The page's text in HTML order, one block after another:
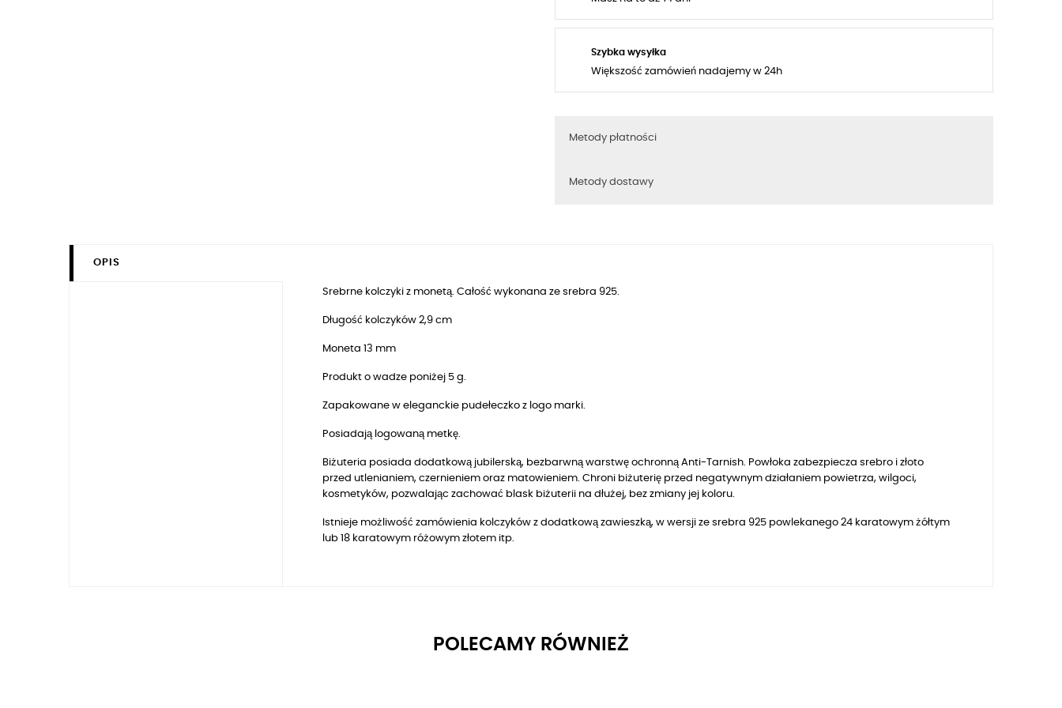
Szybka wysyłka
Większość zamówień nadajemy w 24h
Metody płatności
Metody dostawy
OPIS
Srebrne kolczyki z monetą. Całość wykonana ze srebra 925.
Długość kolczyków 2,9 cm
Moneta 13 mm
Produkt o wadze poniżej 5 g.
Zapakowane w eleganckie pudełeczko z logo marki.
Posiadają logowaną metkę.
Biżuteria posiada dodatkową jubilerską, bezbarwną warstwę ochronną Anti-Tarnish. Powłoka zabezpiecza srebro i złoto
przed utlenianiem, czernieniem oraz matowieniem. Chroni biżuterię przed negatywnym działaniem powietrza, wilgoci,
kosmetyków, pozwalając zachować blask biżuterii na dłużej, bez zmiany jej koloru.
Istnieje możliwość zamówienia kolczyków z dodatkową zawieszką, w wersji ze srebra 925 powlekanego 24 karatowym żółtym
lub 18 karatowym różowym złotem itp.
POLECAMY RÓWNIEŻ